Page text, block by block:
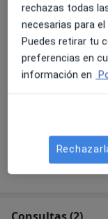
Primera visita
Cirugía Ortopédica
Detalles
Visitas sucesivas
¿Cómo
rechazas todas
necesarias para
Puedes retirar tu
preferencias en
información en